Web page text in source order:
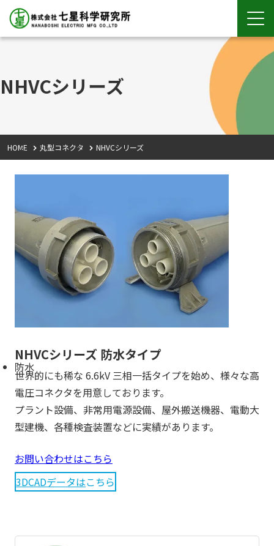
NHVCシリーズ
HOME 丸型コネクタ NHVCシリーズ
NHVCシリーズ 防水タイプ
防水
世界的にも稀な 6.6kV 三相一括タイプを始め、様々な高
電圧コネクタを用意しております。
プラント設備、非常用電源設備、屋外搬送機器、電動大
型建機、各種検査装置などに実績があります。
お問い合わせはこちら
3DCADデータはこちら